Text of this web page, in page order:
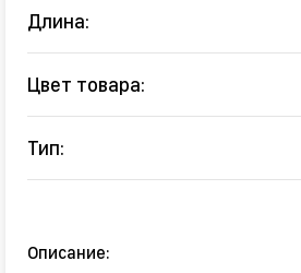
Длина:
Цвет товара:
Тип:
Описание: